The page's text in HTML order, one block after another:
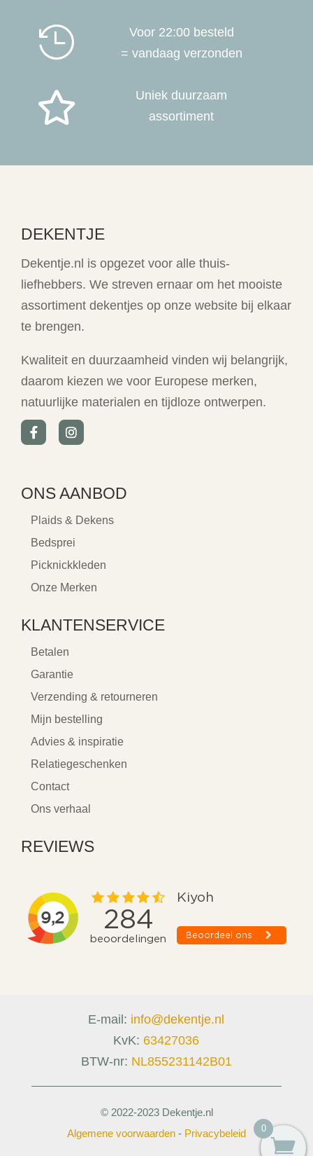

Voor 22:00 besteld
= vandaag verzonden

Uniek duurzaam
assortiment
DEKENTJE
Dekentje.nl is opgezet voor alle thuis-
liefhebbers. We streven ernaar om het mooiste
assortiment dekentjes op onze website bij elkaar
te brengen.
Kwaliteit en duurzaamheid vinden wij belangrijk,
daarom kiezen we voor Europese merken,
natuurlijke materialen en tijdloze ontwerpen.
ONS AANBOD
Plaids & Dekens
Bedsprei
Picknickkleden
Onze Merken
KLANTENSERVICE
Betalen
Garantie
Verzending & retourneren
Mijn bestelling
Advies & inspiratie
Relatiegeschenken
Contact
Ons verhaal
REVIEWS
E-mail: info@dekentje.nl
KvK: 63427036
BTW-nr: NL855231142B01
© 2022-2023 Dekentje.nl
Algemene voorwaarden - Privacybeleid 0